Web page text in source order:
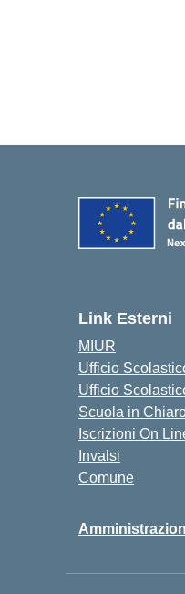
Link Esterni
MIUR
Ufficio
Ufficio
Scuola in
Iscrizioni On
Invalsi
Comune